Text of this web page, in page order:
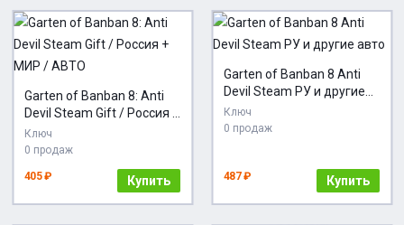
Garten of Banban 8: Anti
Devil Steam Gift / Россия +
МИР / АВТО
Ключ
0 продаж
405 ₽ Купить
Garten of Banban 8 Anti
Devil Steam РУ и другие
авто
Ключ
0 продаж
487 ₽ Купить